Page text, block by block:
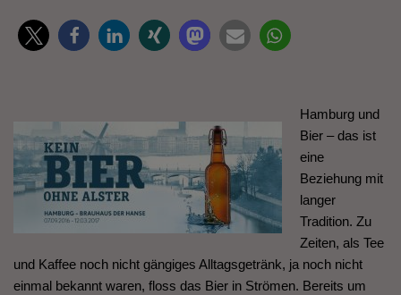
Hamburg und
Bier – das ist
eine
Beziehung mit
langer
Tradition. Zu
Zeiten, als Tee
und Kaffee noch nicht gängiges Alltagsgetränk, ja noch nicht
einmal bekannt waren, floss das Bier in Strömen. Bereits um